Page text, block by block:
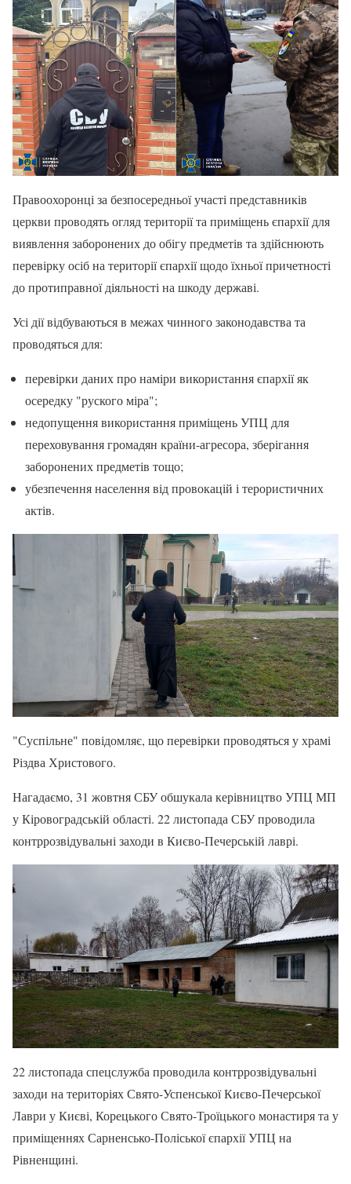
Правоохоронці за безпосередньої участі представників
церкви проводять огляд території та приміщень єпархії для
виявлення заборонених до обігу предметів та здійснюють
перевірку осіб на території єпархії щодо їхньої причетності
до протиправної діяльності на шкоду державі.
Усі дії відбуваються в межах чинного законодавства та
проводяться для:
перевірки даних про наміри використання єпархії як
осередку "руского міра";
недопущення використання приміщень УПЦ для
переховування громадян країни-агресора, зберігання
заборонених предметів тощо;
убезпечення населення від провокацій і терористичних
актів.
"Суспільне" повідомляє, що перевірки проводяться у храмі
Різдва Христового.
Нагадаємо, 31 жовтня СБУ обшукала керівництво УПЦ МП
у Кіровоградській області. 22 листопада СБУ проводила
контррозвідувальні заходи в Києво-Печерській лаврі.
22 листопада спецслужба проводила контррозвідувальні
заходи на територіях Свято-Успенської Києво-Печерської
Лаври у Києві, Корецького Свято-Троїцького монастиря та у
приміщеннях Сарненсько-Поліської єпархії УПЦ на
Рівненщині.